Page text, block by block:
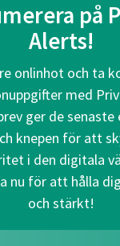
på
Alerts!
onlinhot och ta
med
ger de senaste
knepen för att
i den digitala
nu för att hålla
och stärkt!